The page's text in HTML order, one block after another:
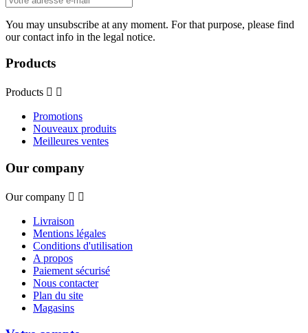
You may unsubscribe at any moment. For that purpose, please find
our contact info in the legal notice.
Products
Products  
Promotions
Nouveaux produits
Meilleures ventes
Our company
Our company  
Livraison
Mentions légales
Conditions d'utilisation
A propos
Paiement sécurisé
Nous contacter
Plan du site
Magasins